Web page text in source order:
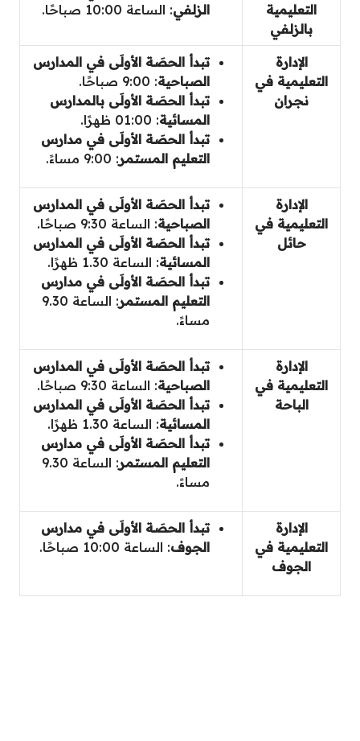
التعليمية
بالزلفي
الزلفي: الساعة 10:00 صباحًا.
الإدارة
التعليمية في
نجران
تبدأ الحصَة الأولَى في المدارس
الصباحية: 9:00 صباحًا.
تبدأ الحصَة الأولَى بالمدارس
المسائية: 01:00 ظهرًا.
تبدأ الحصَة الأولَى في مدارس
التعليم المستمر: 9:00 مساءً.
الإدارة
التعليمية في
حائل
تبدأ الحصَة الأولَى في المدارس
الصباحية: الساعة 9:30 صباحًا.
تبدأ الحصَة الأولَى في المدارس
المسائية: الساعة 1.30 ظهرًا.
تبدأ الحصَة الأولَى في مدارس
التعليم المستمر
: الساعة 9.30
مساءً.
الإدارة
التعليمية في
الباحة
تبدأ الحصَة الأولَى في المدارس
الصباحية: الساعة 9:30 صباحًا.
تبدأ الحصَة الأولَى في المدارس
المسائية: الساعة 1.30 ظهرًا.
تبدأ الحصَة الأولَى في مدارس
التعليم المستمر
: الساعة 9.30
مساءً.
الإدارة
التعليمية في
الجوف
تبدأ الحصَة الأولَى في مدارس
الجوف: الساعة 10:00 صباحًا.